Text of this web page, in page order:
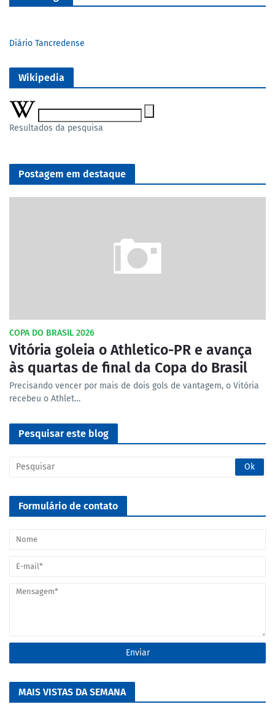
Diário Tancredense
Wikipedia
Resultados da pesquisa
Postagem em destaque
COPA DO BRASIL 2026
Vitória goleia o Athletico-PR e avança
às quartas de final da Copa do Brasil
Precisando vencer por mais de dois gols de vantagem, o Vitória
recebeu o Athlet…
Pesquisar este blog
Formulário de contato
MAIS VISTAS DA SEMANA